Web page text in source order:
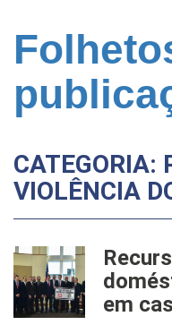
CATEGORIA:
VIOLÊNCIA
em